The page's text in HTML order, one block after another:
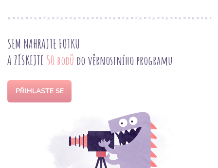
SEM NAHRAJTE FOTKU
A ZÍSKEJTE 50 bodů do věrnostního programu
PŘIHLASTE SE